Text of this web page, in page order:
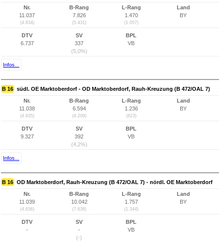
Nr.
11.037
(4.834)
B-Rang
7.826
(5.431)
L-Rang
1.470
(1.057)
Land
BY
DTV
6.737
SV
337
(5,0%)
BPL
VB
Infos...
B 16 südl. OE Marktoberdorf - OD Marktoberdorf, Rauh-Kreuzung (B 472/OAL 7)
Nr.
11.038
(4.835)
B-Rang
6.594
(4.209)
L-Rang
1.236
(823)
Land
BY
DTV
9.327
SV
392
(4,2%)
BPL
VB
Infos...
B 16 OD Marktoberdorf, Rauh-Kreuzung (B 472/OAL 7) - nördl. OE Marktoberdorf
Nr.
11.039
(4.836)
B-Rang
10.042
(7.638)
L-Rang
1.757
(1.344)
Land
BY
DTV
-
SV
-
(-)
BPL
VB